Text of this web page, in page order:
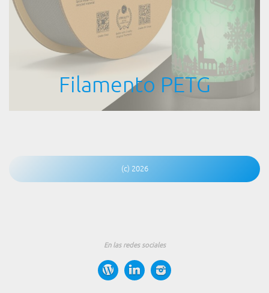
Filamento PETG
(c) 2026
En las redes sociales